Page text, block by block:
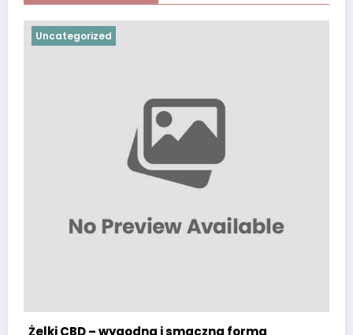
Uncategorized
Żelki CBD – wygodna i smaczna forma